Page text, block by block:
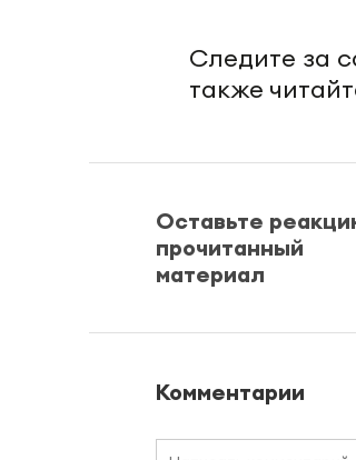
Следите за
также
Оставьте
прочитанный
материал
Комментарии